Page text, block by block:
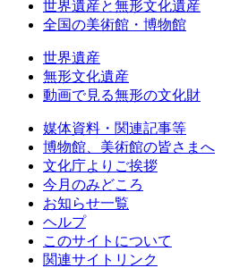
世界遺産と無形文化遺産
全国の美術館・博物館
世界遺産
無形文化遺産
動画で見る無形の文化財
媒体資料・関連記事等
博物館、美術館の皆さまへ
文化庁よりご挨拶
今月のみどころ
お知らせ一覧
ヘルプ
このサイトについて
関連サイトリンク